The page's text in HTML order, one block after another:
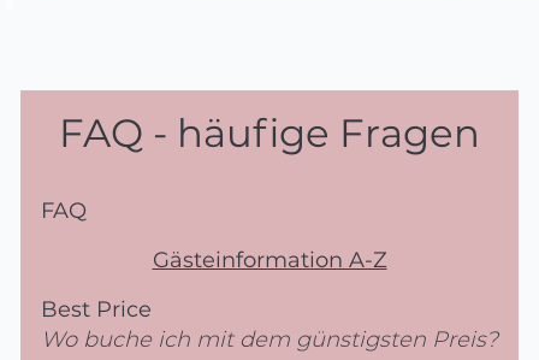
FAQ - häufige Fragen
FAQ
Gästeinformation A-Z
Best Price
Wo buche ich mit dem günstigsten Preis?